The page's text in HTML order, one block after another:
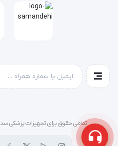
عروقی دراز مدت همودیالیزی
استفاده قرار گیرد.
استفاده شود.
تمامی حقوق برای تجهیزات پزشکی